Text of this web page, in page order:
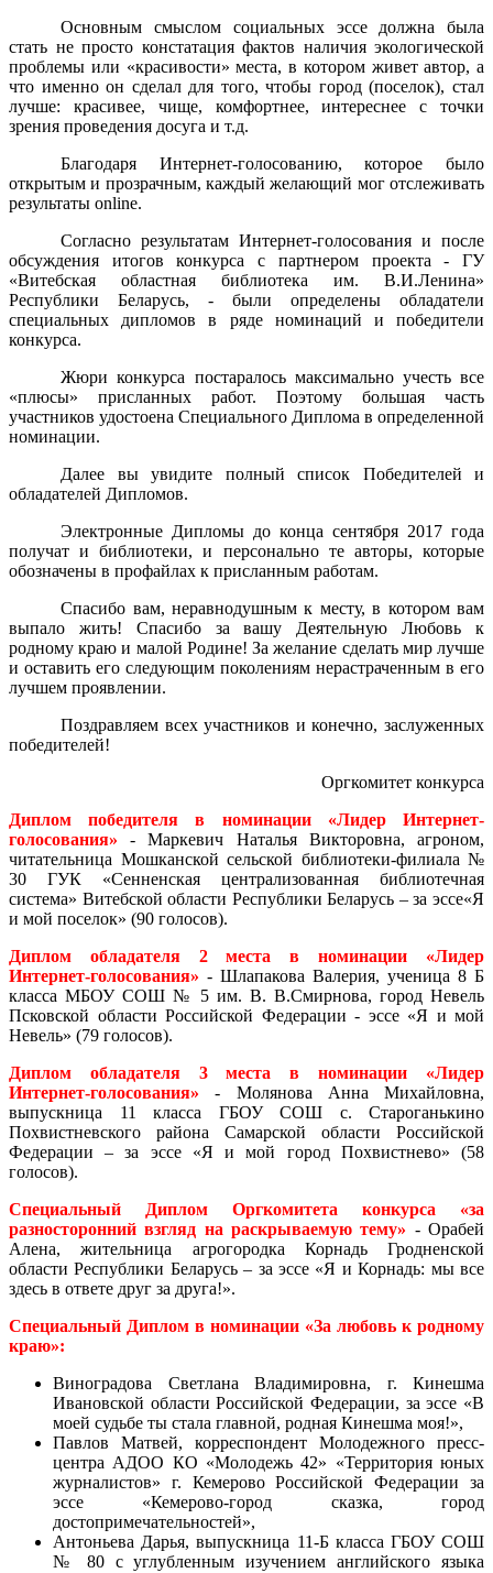
Основным смыслом социальных эссе должна была
стать не просто констатация фактов наличия экологической
проблемы или «красивости» места, в котором живет автор, а
что именно он сделал для того, чтобы город (поселок), стал
лучше: красивее, чище, комфортнее, интереснее с точки
зрения проведения досуга и т.д.
Благодаря Интернет-голосованию, которое было
открытым и прозрачным, каждый желающий мог отслеживать
результаты online.
Согласно результатам Интернет-голосования и после
обсуждения итогов конкурса с партнером проекта - ГУ
«Витебская областная библиотека им. В.И.Ленина»
Республики Беларусь, - были определены обладатели
специальных дипломов в ряде номинаций и победители
конкурса.
Жюри конкурса постаралось максимально учесть все
«плюсы» присланных работ. Поэтому большая часть
участников удостоена Специального Диплома в определенной
номинации.
Далее вы увидите полный список Победителей и
обладателей Дипломов.
Электронные Дипломы до конца сентября 2017 года
получат и библиотеки, и персонально те авторы, которые
обозначены в профайлах к присланным работам.
Спасибо вам, неравнодушным к месту, в котором вам
выпало жить! Спасибо за вашу Деятельную Любовь к
родному краю и малой Родине! За желание сделать мир лучше
и оставить его следующим поколениям нерастраченным в его
лучшем проявлении.
Поздравляем всех участников и конечно, заслуженных
победителей!
Оргкомитет конкурса
Диплом победителя в номинации «Лидер Интернет-
голосования» - Маркевич Наталья Викторовна, агроном,
читательница Мошканской сельской библиотеки-филиала №
30 ГУК «Сенненская централизованная библиотечная
система» Витебской области Республики Беларусь – за эссе«Я
и мой поселок» (90 голосов).
Диплом обладателя 2 места в номинации «Лидер
Интернет-голосования» - Шлапакова Валерия, ученица 8 Б
класса МБОУ СОШ № 5 им. В. В.Смирнова, город Невель
Псковской области Российской Федерации - эссе «Я и мой
Невель» (79 голосов).
Диплом обладателя 3 места в номинации «Лидер
Интернет-голосования» - Молянова Анна Михайловна,
выпускница 11 класса ГБОУ СОШ с. Староганькино
Похвистневского района Самарской области Российской
Федерации – за эссе «Я и мой город Похвистнево» (58
голосов).
Специальный Диплом Оргкомитета конкурса «за
разносторонний взгляд на раскрываемую тему» - Орабей
Алена, жительница агрогородка Корнадь Гродненской
области Республики Беларусь – за эссе «Я и Корнадь: мы все
здесь в ответе друг за друга!».
Специальный Диплом в номинации «За любовь к родному
краю»:
Виноградова Светлана Владимировна, г. Кинешма
Ивановской области Российской Федерации, за эссе «В
моей судьбе ты стала главной, родная Кинешма моя!»,
Павлов Матвей, корреспондент Молодежного пресс-
центра АДОО КО «Молодежь 42» «Территория юных
журналистов» г. Кемерово Российской Федерации за
эссе «Кемерово-город сказка, город
достопримечательностей»,
Антоньева Дарья, выпускница 11-Б класса ГБОУ СОШ
№ 80 с углубленным изучением английского языка